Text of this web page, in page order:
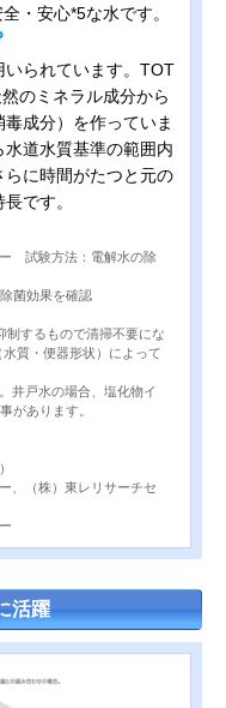
・安心*5な水です。
いられています。TOT
のミネラル成分から
成分）を作っていま
道水質基準の範囲内
に時間がたつと元の
です。
試験方法：電解水の除
菌効果を確認
制するもので清掃不要にな
質・便器形状）によって
井戸水の場合、塩化物イ
があります。
、（株）東レリサーチセ
活躍